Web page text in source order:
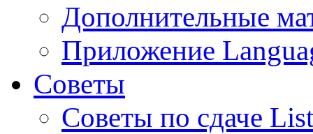
Дополнительные
Приложение
Советы
Советы по сдаче